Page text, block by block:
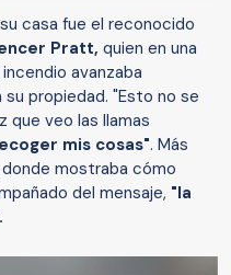
casa fue el reconocido
Pratt, quien en una
avanzaba
propiedad. "Esto no se
que veo las llamas
mis cosas". Más
mostraba cómo
del mensaje, "la